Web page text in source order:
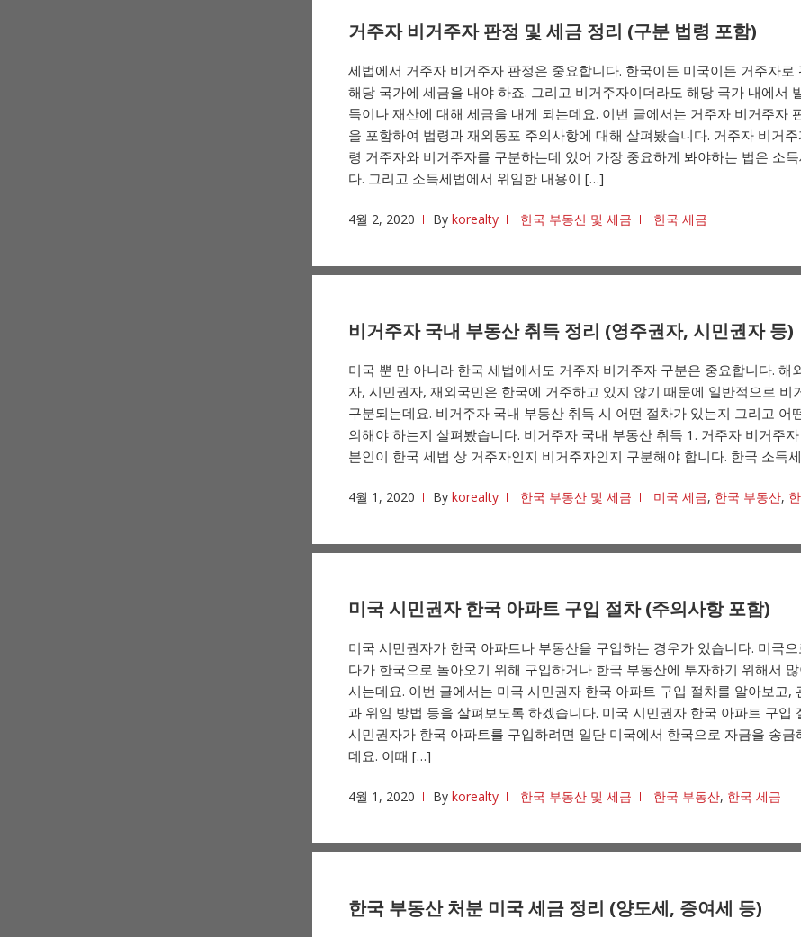
거주자 비거주자 판정 및 세금 정리 (구분 법령 포함)
세법에서 거주자 비거주자 판정은 중요합니다. 한국이든 미국이든 거주자로
해당 국가에 세금을 내야 하죠. 그리고 비거주자이더라도 해당 국가 내에서
득이나 재산에 대해 세금을 내게 되는데요. 이번 글에서는 거주자 비거주자
을 포함하여 법령과 재외동포 주의사항에 대해 살펴봤습니다. 거주자 비거
령 거주자와 비거주자를 구분하는데 있어 가장 중요하게 봐야하는 법은 소
다. 그리고 소득세법에서 위임한 내용이 […]
4월 2, 2020 By korealty 한국 부동산 및 세금 한국 세금
비거주자 국내 부동산 취득 정리 (영주권자, 시민권자 등)
미국 뿐 만 아니라 한국 세법에서도 거주자 비거주자 구분은 중요합니다. 해
자, 시민권자, 재외국민은 한국에 거주하고 있지 않기 때문에 일반적으로 비
구분되는데요. 비거주자 국내 부동산 취득 시 어떤 절차가 있는지 그리고 어
의해야 하는지 살펴봤습니다. 비거주자 국내 부동산 취득 1. 거주자 비거주
본인이 한국 세법 상 거주자인지 비거주자인지 구분해야 합니다. 한국 소득
4월 1, 2020 By korealty 한국 부동산 및 세금 미국 세금, 한국 부동산,
미국 시민권자 한국 아파트 구입 절차 (주의사항 포함)
미국 시민권자가 한국 아파트나 부동산을 구입하는 경우가 있습니다. 미국
다가 한국으로 돌아오기 위해 구입하거나 한국 부동산에 투자하기 위해서
시는데요. 이번 글에서는 미국 시민권자 한국 아파트 구입 절차를 알아보고,
과 위임 방법 등을 살펴보도록 하겠습니다. 미국 시민권자 한국 아파트 구입
시민권자가 한국 아파트를 구입하려면 일단 미국에서 한국으로 자금을 송금
데요. 이때 […]
4월 1, 2020 By korealty 한국 부동산 및 세금 한국 부동산, 한국 세금
한국 부동산 처분 미국 세금 정리 (양도세, 증여세 등)